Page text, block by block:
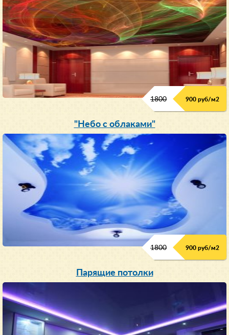
1800 900 руб/м2
"Небо с облаками"
1800 900 руб/м2
Парящие потолки